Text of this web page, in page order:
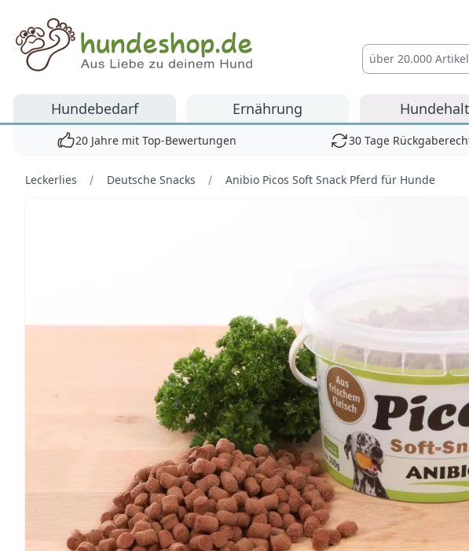
Hundeshop.de
Hundebedarf Ernährung
20 Jahre mit Top-Bewertungen 30 Tage
Leckerlies Deutsche Snacks Anibio Picos Soft Snack Pferd für Hunde